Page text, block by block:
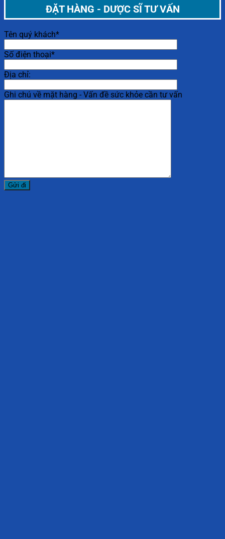
ĐẶT HÀNG - DƯỢC SĨ TƯ VẤN
Tên quý khách*
Số điện thoại*
Địa chỉ:
Ghi chú về mặt hàng - Vấn đề sức khỏe cần tư vấn